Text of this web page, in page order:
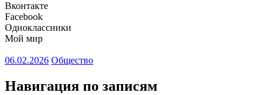
Вконтакте
Facebook
Одноклассники
Мой мир
06.02.2026 Общество
Навигация по записям